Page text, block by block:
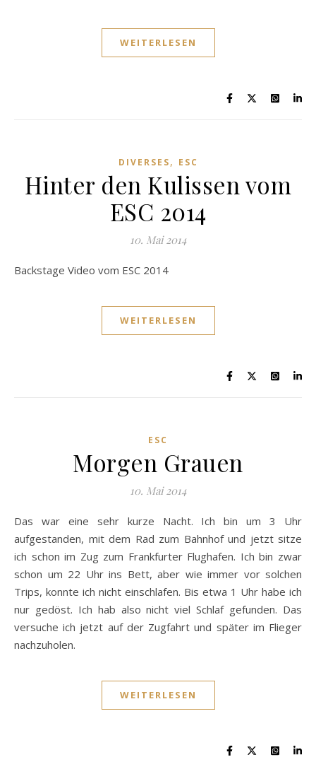
WEITERLESEN
DIVERSES, ESC
Hinter den Kulissen vom
ESC 2014
10. Mai 2014
Backstage Video vom ESC 2014
WEITERLESEN
ESC
Morgen Grauen
10. Mai 2014
Das war eine sehr kurze Nacht. Ich bin um 3 Uhr
aufgestanden, mit dem Rad zum Bahnhof und jetzt sitze
ich schon im Zug zum Frankfurter Flughafen. Ich bin zwar
schon um 22 Uhr ins Bett, aber wie immer vor solchen
Trips, konnte ich nicht einschlafen. Bis etwa 1 Uhr habe ich
nur gedöst. Ich hab also nicht viel Schlaf gefunden. Das
versuche ich jetzt auf der Zugfahrt und später im Flieger
nachzuholen.
WEITERLESEN